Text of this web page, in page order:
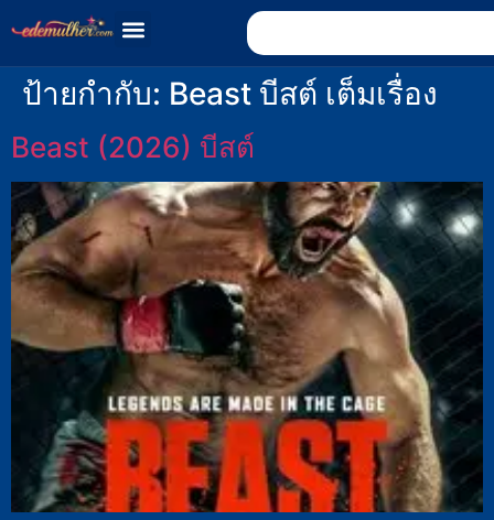
ป้ายกำกับ: Beast บีสต์ เต็มเรื่อง
Beast (2026) บีสต์